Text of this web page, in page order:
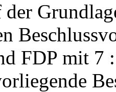
FDP mit 7